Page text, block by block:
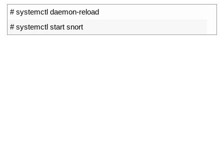
# systemctl daemon-reload
# systemctl start snort